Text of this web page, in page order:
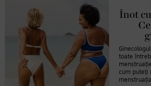
Înot
toate
cum puteți